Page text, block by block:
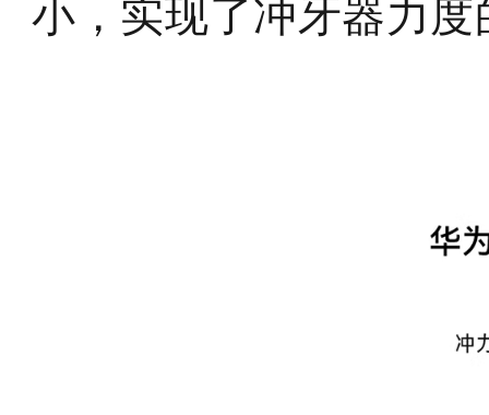
小，实现了冲牙器力